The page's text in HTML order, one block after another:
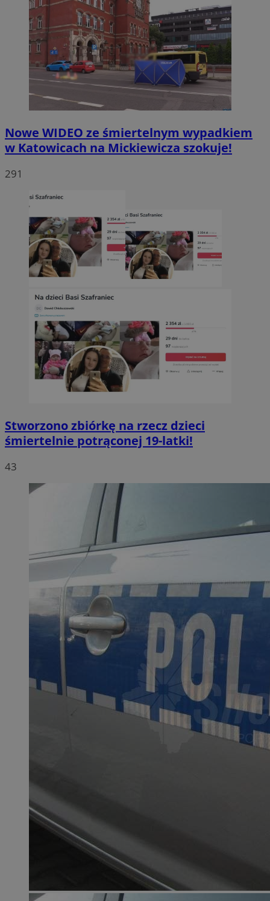
Nowe WIDEO ze śmiertelnym wypadkiem
w Katowicach na Mickiewicza szokuje!
291
Stworzono zbiórkę na rzecz dzieci
śmiertelnie potrąconej 19-latki!
43